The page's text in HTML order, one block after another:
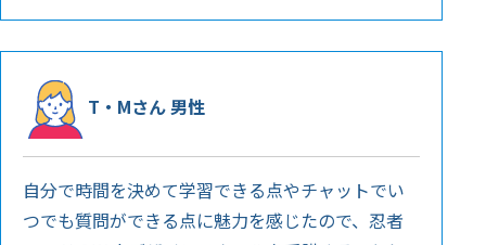
T・Mさん 男性
自分で時間を決めて学習できる点やチャットでい
つでも質問ができる点に魅力を感じたので、忍者